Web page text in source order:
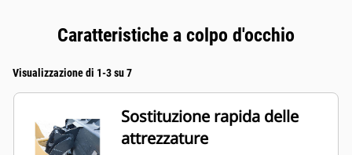
Caratteristiche a colpo d'occhio
Visualizzazione di 1-3 su 7
Sostituzione rapida delle
attrezzature